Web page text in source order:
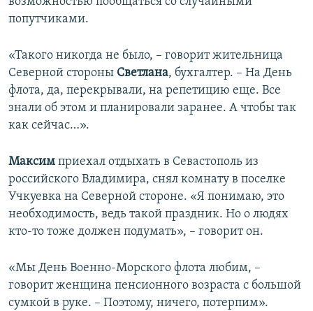
попутчиками.
«Такого никогда не было, – говорит жительница
Северной стороны Светлана, бухгалтер. – На День
флота, да, перекрывали, на репетицию еще. Все
знали об этом и планировали заранее. А чтобы так
как сейчас…».
Максим приехал отдыхать в Севастополь из
российского Владимира, снял комнату в поселке
Учкуевка на Северной стороне. «Я понимаю, это
необходимость, ведь такой праздник. Но о людях
кто-то тоже должен подумать», – говорит он.
«Мы День Военно-Морского флота любим, –
говорит женщина пенсионного возраста с большой
сумкой в руке. – Поэтому, ничего, потерпим».